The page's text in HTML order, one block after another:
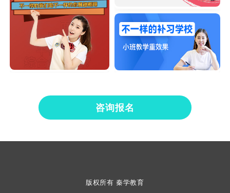
咨询报名
版权所有 秦学教育